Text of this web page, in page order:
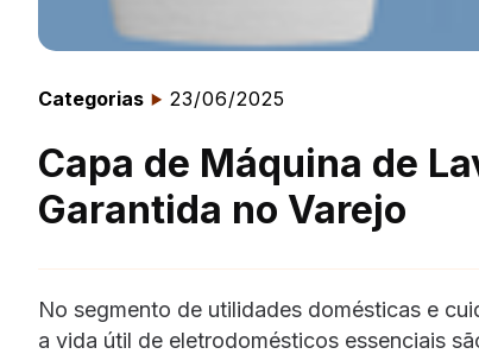
Categorias 23/06/2025
Capa de Máquina de
Garantida no Varejo
No segmento de utilidades domésticas e
a vida útil de eletrodomésticos essenciais